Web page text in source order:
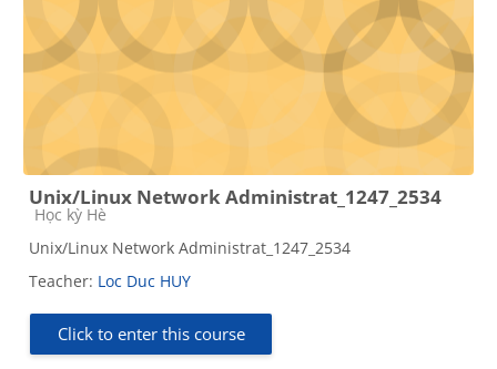
Unix/Linux Network Administrat_1247_2534
Course category
Học kỳ Hè
Unix/Linux Network Administrat_1247_2534
Teacher: Loc Duc HUY
Click to enter this course